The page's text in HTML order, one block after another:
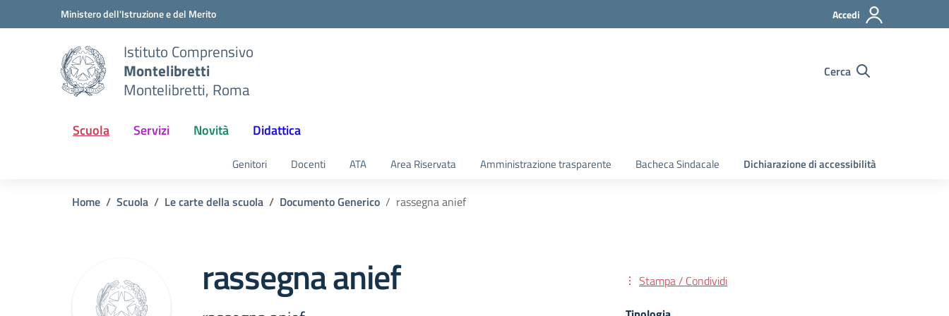
Vai ai contenuti
Vai al menu di navigazioneMinistero dell'Istruzione e del Merito Accedi
Istituto Comprensivo
Montelibretti
Montelibretti, Roma
Cerca
Scuola Servizi Novità Didattica
Genitori Docenti ATA Area Riservata Amministrazione trasparente Bacheca Sindacale Dichiarazione di accessibilità
Home Scuola Le carte della scuola Documento Generico rassegna anief
rassegna anief
Stampa / Condividi